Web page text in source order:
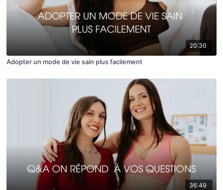
20:30
Adopter un mode de vie sain plus facilement
36:49